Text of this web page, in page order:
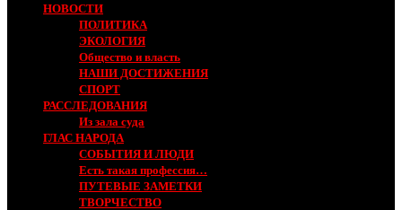
НОВОСТИ
ПОЛИТИКА
ЭКОЛОГИЯ
Общество и власть
НАШИ ДОСТИЖЕНИЯ
СПОРТ
РАССЛЕДОВАНИЯ
Из зала суда
ГЛАС НАРОДА
СОБЫТИЯ И ЛЮДИ
Есть такая профессия…
ПУТЕВЫЕ ЗАМЕТКИ
ТВОРЧЕСТВО